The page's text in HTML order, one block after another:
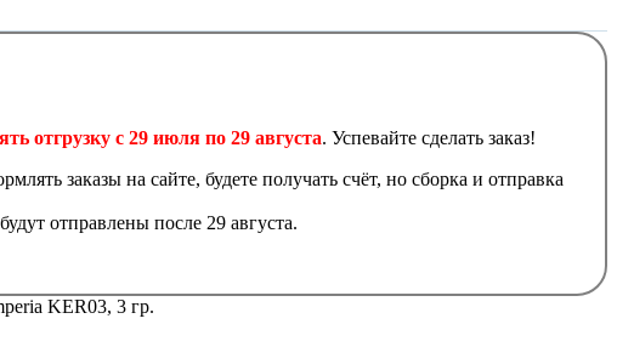
отгрузку с 29 июля по 29 августа. Успевайте сделать заказ!
заказы на сайте, будете получать счёт, но сборка и отправка
отправлены после 29 августа.
KER03, 3 гр.